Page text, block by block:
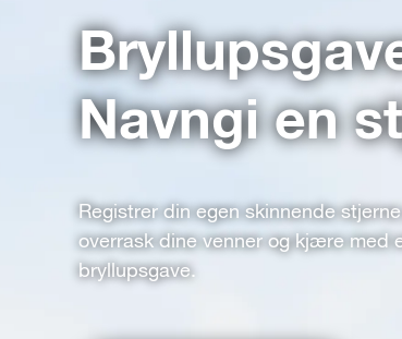
Navngi en
Registrer din egen skinnende
overrask dine venner og kjære med
bryllupsgave.